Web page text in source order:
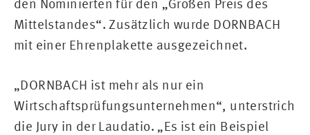
den Nominierten für den „Großen Preis des
Mittelstandes“. Zusätzlich wurde DORNBACH
mit einer Ehrenplakette ausgezeichnet.
„DORNBACH ist mehr als nur ein
Wirtschaftsprüfungsunternehmen“, unterstrich
die Jury in der Laudatio. „Es ist ein Beispiel